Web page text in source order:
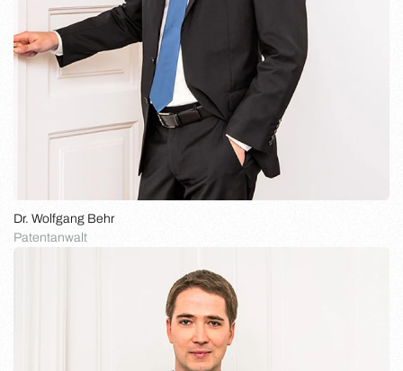
Dr. Wolfgang Behr
Patentanwalt